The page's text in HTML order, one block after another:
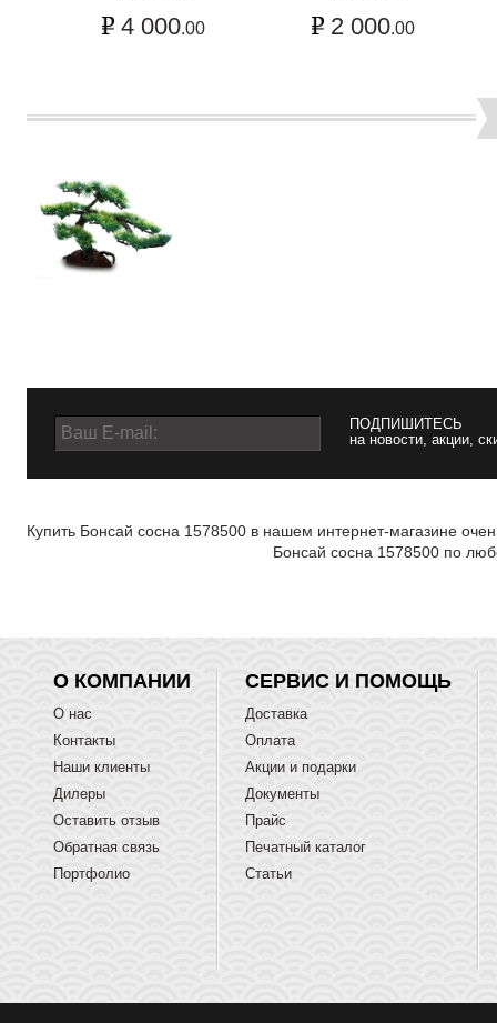
4 000.00 2 000.00
ПОДПИШИТЕСЬ
на новости, акции,
Купить Бонсай сосна 1578500 в нашем интернет-магазине
Бонсай сосна 1578500 по
О КОМПАНИИ
О нас
Контакты
Наши клиенты
Дилеры
Оставить отзыв
Обратная связь
Портфолио
СЕРВИС И ПОМОЩЬ
Доставка
Оплата
Акции и подарки
Документы
Прайс
Печатный каталог
Статьи